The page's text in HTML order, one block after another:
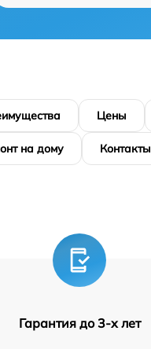
Цены
на дому Контакты
Гарантия до 3-х лет